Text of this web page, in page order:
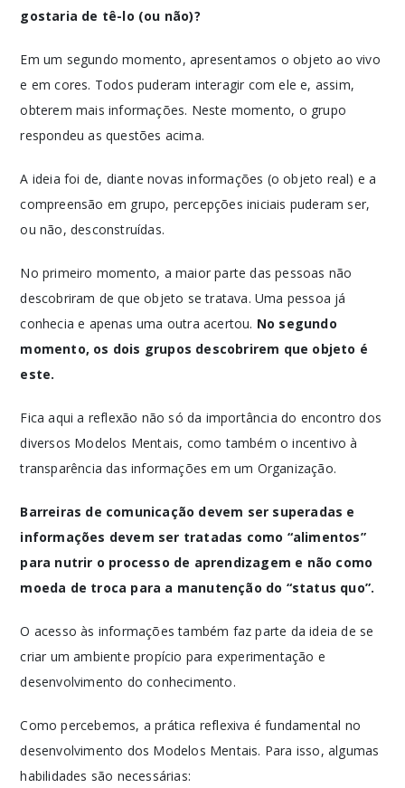
gostaria de tê-lo (ou não)?
Em um segundo momento, apresentamos o objeto ao vivo
e em cores. Todos puderam interagir com ele e, assim,
obterem mais informações. Neste momento, o grupo
respondeu as questões acima.
A ideia foi de, diante novas informações (o objeto real) e a
compreensão em grupo, percepções iniciais puderam ser,
ou não, desconstruídas.
No primeiro momento, a maior parte das pessoas não
descobriram de que objeto se tratava. Uma pessoa já
conhecia e apenas uma outra acertou. No segundo
momento, os dois grupos descobrirem que objeto é
este.
Fica aqui a reflexão não só da importância do encontro dos
diversos Modelos Mentais, como também o incentivo à
transparência das informações em um Organização.
Barreiras de comunicação devem ser superadas e
informações devem ser tratadas como “alimentos”
para nutrir o processo de aprendizagem e não como
moeda de troca para a manutenção do “status quo”.
O acesso às informações também faz parte da ideia de se
criar um ambiente propício para experimentação e
desenvolvimento do conhecimento.
Como percebemos, a prática reflexiva é fundamental no
desenvolvimento dos Modelos Mentais. Para isso, algumas
habilidades são necessárias: